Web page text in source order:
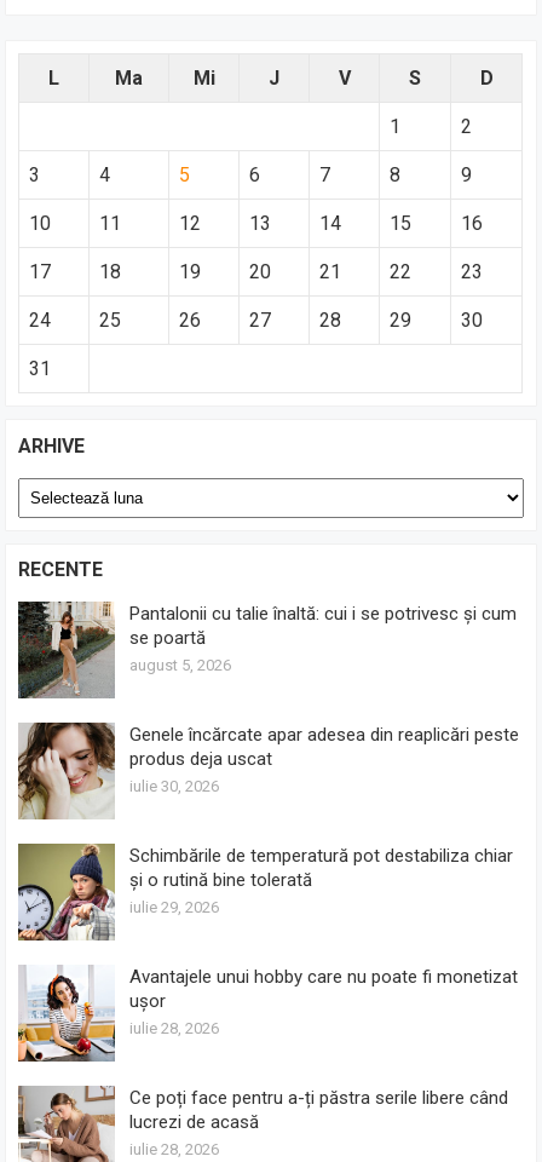
L Ma Mi J V S D
1 2
3 4 5 6 7 8 9
10 11 12 13 14 15 16
17 18 19 20 21 22 23
24 25 26 27 28 29 30
31
ARHIVE
Arhive
RECENTE
Pantalonii cu talie înaltă: cui i se potrivesc și cum
se poartă
august 5, 2026
Genele încărcate apar adesea din reaplicări peste
produs deja uscat
iulie 30, 2026
Schimbările de temperatură pot destabiliza chiar
și o rutină bine tolerată
iulie 29, 2026
Avantajele unui hobby care nu poate fi monetizat
ușor
iulie 28, 2026
Ce poți face pentru a-ți păstra serile libere când
lucrezi de acasă
iulie 28, 2026